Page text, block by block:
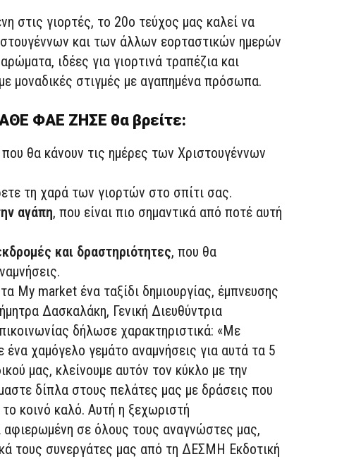
στις γιορτές, το 20ο τεύχος μας καλεί να
και των άλλων εορταστικών ημερών
ιδέες για γιορτινά τραπέζια και
μοναδικές στιγμές με αγαπημένα πρόσωπα.
ΦΑΕ ΖΗΣΕ θα βρείτε:
που θα κάνουν τις ημέρες των Χριστουγέννων
τη χαρά των γιορτών στο σπίτι σας.
αγάπη, που είναι πιο σημαντικά από ποτέ αυτή
και δραστηριότητες, που θα
τα My market ένα ταξίδι δημιουργίας, έμπνευσης
Δασκαλάκη, Γενική Διευθύντρια
δήλωσε χαρακτηριστικά: «Με
ένα χαμόγελο γεμάτο αναμνήσεις για αυτά τα 5
μας, κλείνουμε αυτόν τον κύκλο με την
δίπλα στους πελάτες μας με δράσεις που
κοινό καλό. Αυτή η ξεχωριστή
αφιερωμένη σε όλους τους αναγνώστες μας,
ά τους συνεργάτες μας από τη ΔΕΣΜΗ Εκδοτική